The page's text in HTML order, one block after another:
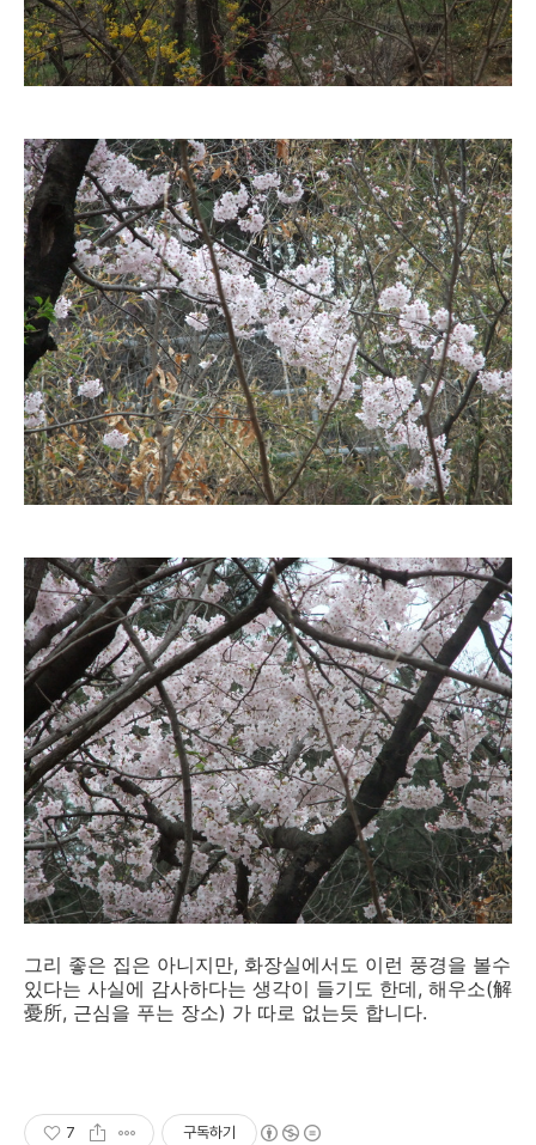
그리 좋은 집은 아니지만, 화장실에서도 이런 풍경을 볼수
있다는 사실에 감사하다는 생각이 들기도 한데, 해우소(解
憂所, 근심을 푸는 장소) 가 따로 없는듯 합니다.
7 구독하기